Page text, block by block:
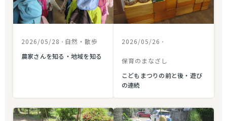
2026/05/28 • 自然・散歩
農家さんを知る・地域を知る
2026/05/26 •
保育のまなざし
こどもまつりの前と後・遊び
の連続